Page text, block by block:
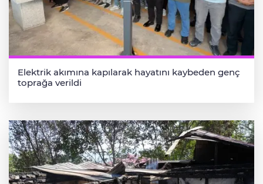
Elektrik akımına kapılarak hayatını kaybeden genç
toprağa verildi